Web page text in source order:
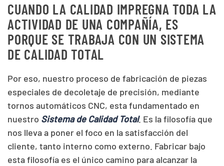
CUANDO LA CALIDAD IMPREGNA TODA LA
ACTIVIDAD DE UNA COMPAÑÍA, ES
PORQUE SE TRABAJA CON UN SISTEMA
DE CALIDAD TOTAL
Por eso, nuestro proceso de fabricación de piezas
especiales de decoletaje de precisión, mediante
tornos automáticos CNC, esta fundamentado en
nuestro Sistema de Calidad Total. Es la filosofía que
nos lleva a poner el foco en la satisfacción del
cliente, tanto interno como externo. Fabricar bajo
esta filosofía es el único camino para alcanzar la